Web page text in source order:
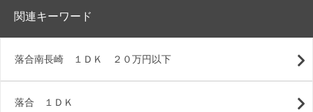
関連キーワード
落合南長崎 １ＤＫ ２０万円以下
落合 １ＤＫ